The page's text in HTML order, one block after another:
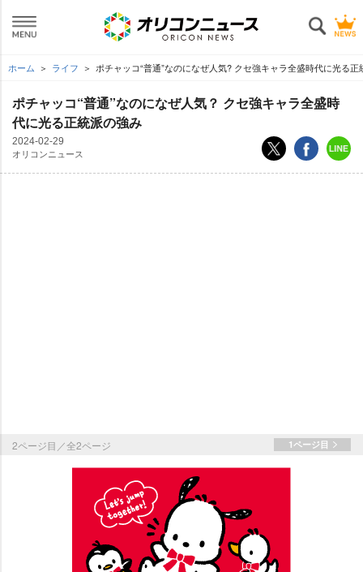
ホーム ライフ ポチャッコ“普通”なのになぜ人気? クセ強キャラ全盛時代に光る正
ポチャッコ“普通”なのになぜ人気？ クセ強キャラ全盛時
代に光る正統派の強み
2024-02-29
オリコンニュース
2ページ目／全2ページ 1ページ目